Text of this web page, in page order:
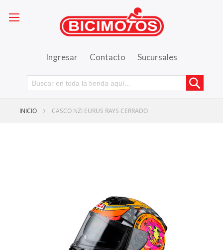
Ingresar Contacto Sucursales
INICIO CASCO NZI EURUS RAYS CERRADO